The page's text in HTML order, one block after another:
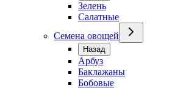
Зелень
Салатные
Семена овощей
Назад
Арбуз
Баклажаны
Бобовые